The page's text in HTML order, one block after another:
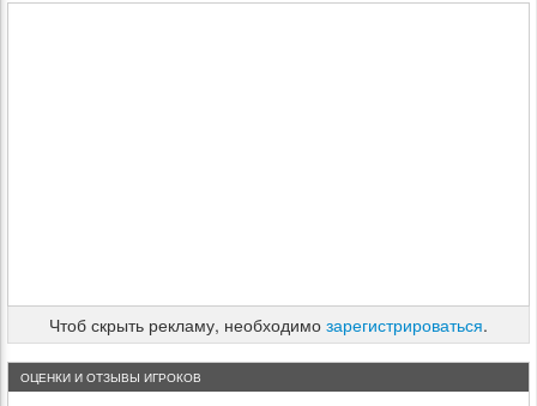
Чтоб скрыть рекламу, необходимо зарегистрироваться.
ОЦЕНКИ И ОТЗЫВЫ ИГРОКОВ